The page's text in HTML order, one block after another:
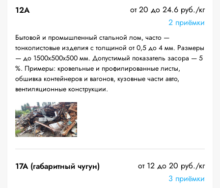
12A
от 20 до 24.6 руб./кг
2 приёмки
Бытовой и промышленный стальной лом, часто —
тонколистовые изделия с толщиной от 0,5 до 4 мм. Размеры
— до 1500х500х500 мм. Допустимый показатель засора — 5
%. Примеры: кровельные и профилированные листы,
обшивка контейнеров и вагонов, кузовные части авто,
вентиляционные конструкции.
17А (габаритный чугун)
от 12 до 20 руб./кг
3 приёмки